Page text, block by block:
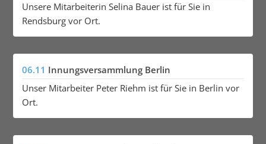
Unsere Mitarbeiterin Selina Bauer ist für Sie in
Rendsburg vor Ort.
06.11 Innungsversammlung Berlin
Unser Mitarbeiter Peter Riehm ist für Sie in Berlin vor
Ort.